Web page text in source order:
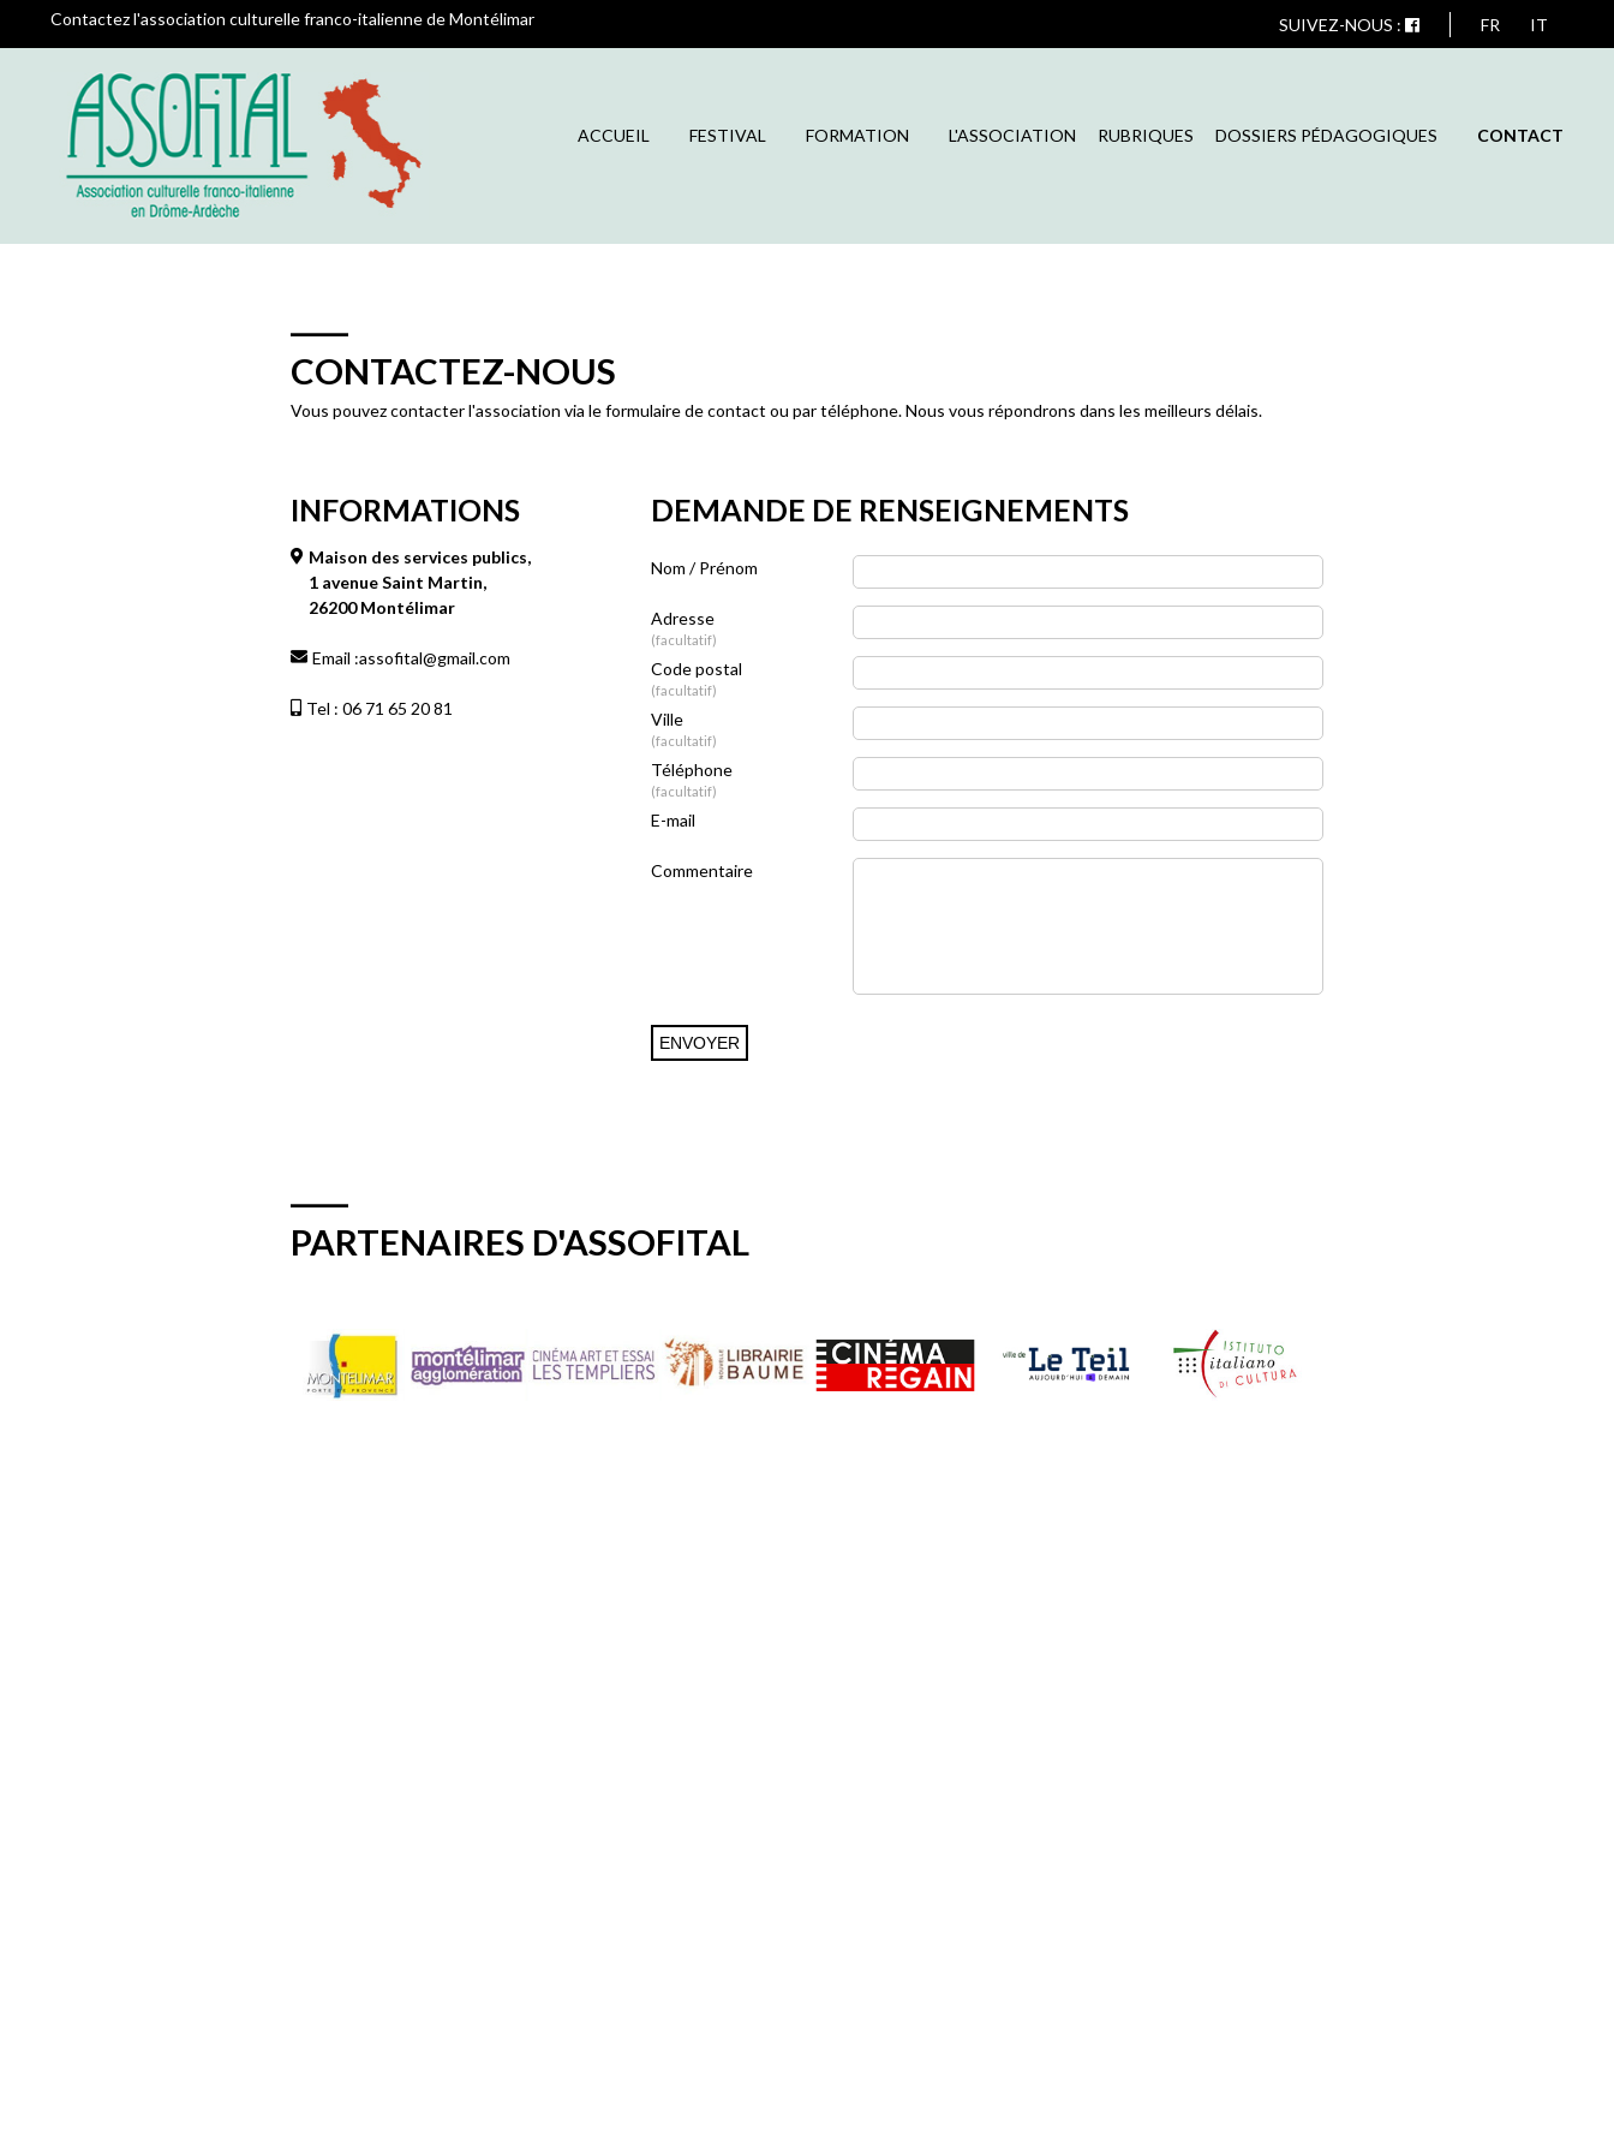
Contactez l'association culturelle franco-italienne de Montélimar SUIVEZ-NOUS : FR IT
ACCUEIL FESTIVAL FORMATION L'ASSOCIATION RUBRIQUES DOSSIERS PÉDAGOGIQUES CONTACT
CONTACTEZ-NOUS
Vous pouvez contacter l'association via le formulaire de contact ou par téléphone. Nous vous répondrons dans les meilleurs délais.
INFORMATIONS
Maison des services publics,
1 avenue Saint Martin,
26200 Montélimar
Email :assofital@gmail.com
Tel : 06 71 65 20 81
DEMANDE DE RENSEIGNEMENTS
Nom / Prénom
Adresse
facultatif
Code postal
facultatif
Ville
facultatif
Téléphone
facultatif
E-mail
Commentaire
PARTENAIRES D'ASSOFITAL